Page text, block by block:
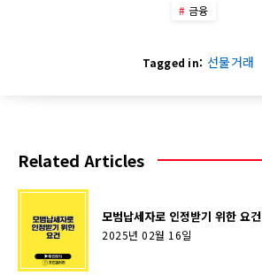
금융
Tagged in: 선물거래
Related Articles
모범납세자로 인정받기 위한 요건
2025년 02월 16일